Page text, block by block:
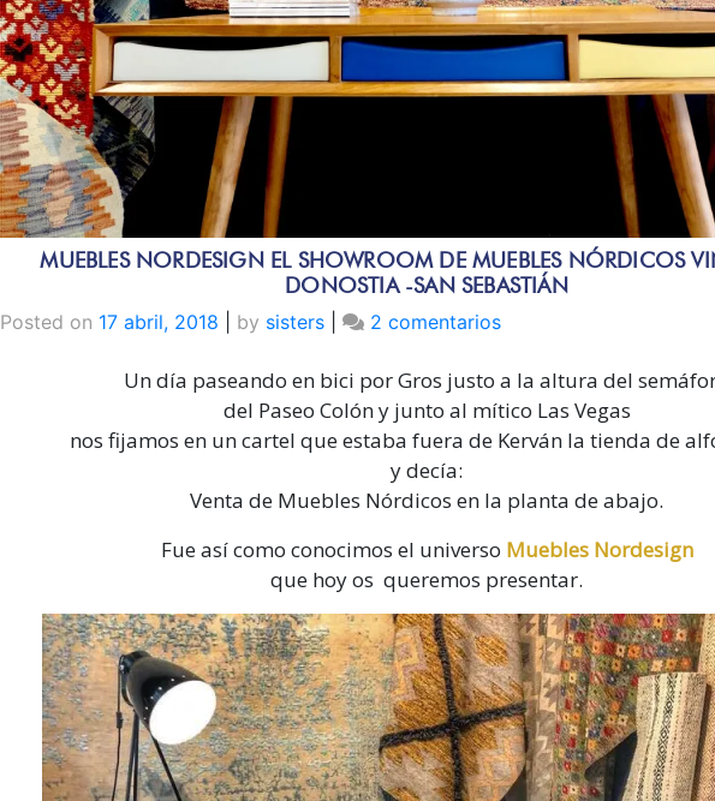
MUEBLES NORDESIGN EL SHOWROOM DE MUEBLES NÓRDICOS
DONOSTIA -SAN SEBASTIÁN
Posted on 17 abril, 2018 by sisters 2 comentariosen
Nordesign
el
showroom
muebles
vintage
en
Donostia
-
San
Sebastián
Un día paseando en bici por Gros justo a la altura del
del Paseo Colón y junto al mítico Las Vegas
nos fijamos en un cartel que estaba fuera de Kerván la tienda de
y decía:
Venta de Muebles Nórdicos en la planta de abajo.
Fue así como conocimos el universo Muebles Nordesign
que hoy os queremos presentar.